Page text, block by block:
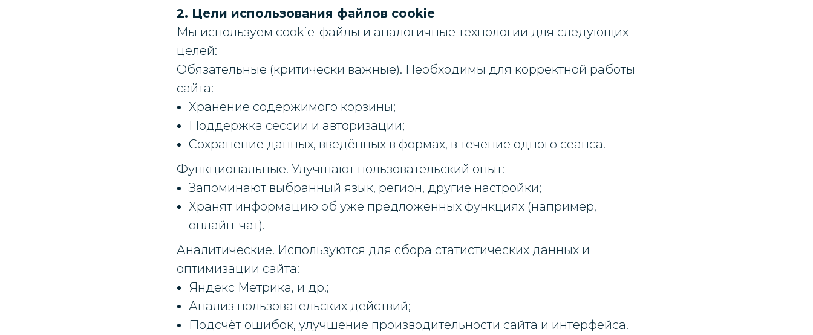
2. Цели использования файлов cookie
Мы используем cookie-файлы и аналогичные технологии для следующих
целей:
Обязательные (критически важные). Необходимы для корректной работы
сайта:
Хранение содержимого корзины;
Поддержка сессии и авторизации;
Сохранение данных, введённых в формах, в течение одного сеанса.
Функциональные. Улучшают пользовательский опыт:
Запоминают выбранный язык, регион, другие настройки;
Хранят информацию об уже предложенных функциях (например,
онлайн-чат).
Аналитические. Используются для сбора статистических данных и
оптимизации сайта:
Яндекс Метрика, и др.;
Анализ пользовательских действий;
Подсчёт ошибок, улучшение производительности сайта и интерфейса.